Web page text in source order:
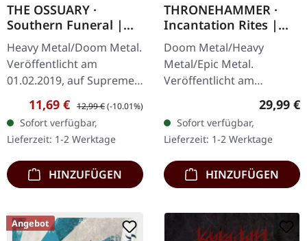
THE OSSUARY ·
Southern Funeral |
DIGIPAK CD
Heavy Metal/Doom Metal.
Veröffentlicht am
01.02.2019, auf Supreme
Chaos Records.
Erstauflage als CD im
DigiPak mit 12-seitigem
Booklet. Geht es dir…
Verkaufspreis:
11,69 € Regulärer Preis:
12,99 €(-10.01%)
Sofort verfügbar,
Lieferzeit: 1-2 Werktage
HINZUFÜGEN
THRONEHAMMER ·
Incantation Rites |
SPLATTER 2LP
Doom Metal/Heavy
Metal/Epic Metal.
Veröffentlicht am
21.10.2022, auf Supreme
Chaos Records. SCR-
exklusives Transparent
Rot/Schwarz/Weiß…
29,99 €
Sofort verfügbar,
Lieferzeit: 1-2 Werktage
HINZUFÜGEN
Angebot